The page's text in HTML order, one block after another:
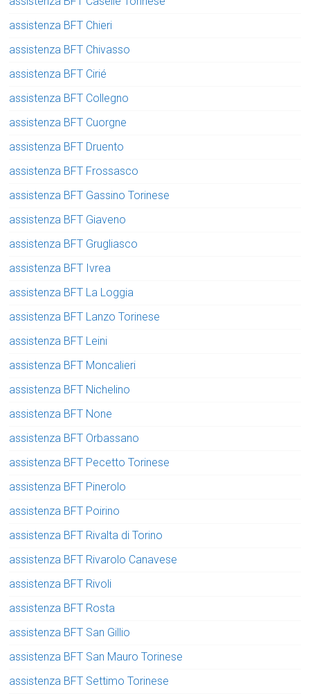
assistenza BFT Chieri
assistenza BFT Chivasso
assistenza BFT Cirié
assistenza BFT Collegno
assistenza BFT Cuorgne
assistenza BFT Druento
assistenza BFT Frossasco
assistenza BFT Gassino Torinese
assistenza BFT Giaveno
assistenza BFT Grugliasco
assistenza BFT Ivrea
assistenza BFT La Loggia
assistenza BFT Lanzo Torinese
assistenza BFT Leini
assistenza BFT Moncalieri
assistenza BFT Nichelino
assistenza BFT None
assistenza BFT Orbassano
assistenza BFT Pecetto Torinese
assistenza BFT Pinerolo
assistenza BFT Poirino
assistenza BFT Rivalta di Torino
assistenza BFT Rivarolo Canavese
assistenza BFT Rivoli
assistenza BFT Rosta
assistenza BFT San Gillio
assistenza BFT San Mauro Torinese
assistenza BFT Settimo Torinese